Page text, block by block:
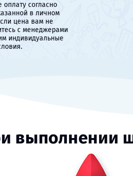
оплату согласно
в личном
цена вам не
с менеджерами
индивидуальные
выполнении